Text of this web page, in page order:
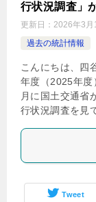
行状況調査」
更新日： 2026年3月
過去の統計情報
こんにちは、四
年度（2025年度
月に国土交通省
行状況調査を見
Tweet